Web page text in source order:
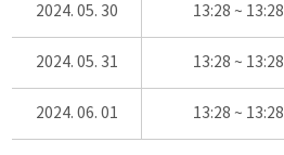
2024. 05. 30 13:28 ~ 13:28
2024. 05. 31 13:28 ~ 13:28
2024. 06. 01 13:28 ~ 13:28